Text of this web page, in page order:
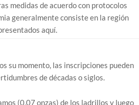
medidas de acuerdo con protocolos
generalmente consiste en la región
aquí.
su momento, las inscripciones pueden
de décadas o siglos.
(0,07 onzas) de los ladrillos y luego